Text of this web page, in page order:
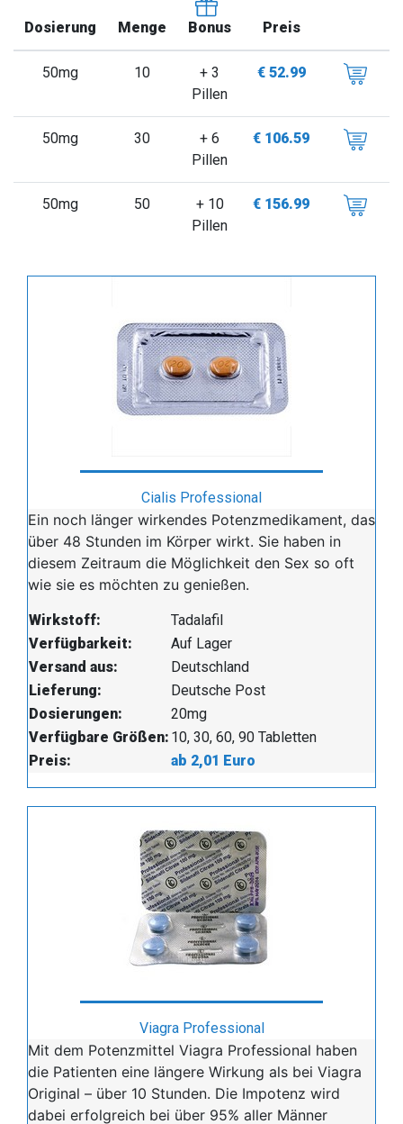
Dosierung Menge Bonus Preis
50mg 10
+ 3
Pillen
€ 52.99
50mg 30
+ 6
Pillen
€ 106.59
50mg 50
+ 10
Pillen
€ 156.99
Cialis Professional
Ein noch länger wirkendes Potenzmedikament, das
über 48 Stunden im Körper wirkt. Sie haben in
diesem Zeitraum die Möglichkeit den Sex so oft
wie sie es möchten zu genießen.
Wirkstoff:
Tadalafil
Verfügbarkeit:
Auf Lager
Versand aus:
Deutschland
Lieferung:
Deutsche Post
Dosierungen:
20mg
Verfügbare Größen: 10, 30, 60, 90 Tabletten
Preis:
ab 2,01 Euro
Viagra Professional
Mit dem Potenzmittel Viagra Professional haben
die Patienten eine längere Wirkung als bei Viagra
Original – über 10 Stunden. Die Impotenz wird
dabei erfolgreich bei über 95% aller Männer